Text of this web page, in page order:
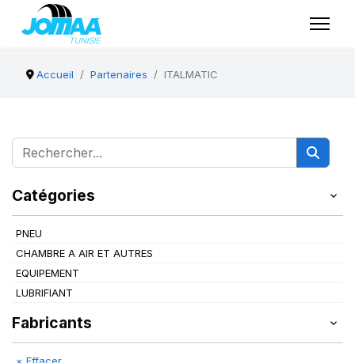
Accueil Partenaires ITALMATIC
Catégories
PNEU
CHAMBRE A AIR ET AUTRES
EQUIPEMENT
LUBRIFIANT
Fabricants